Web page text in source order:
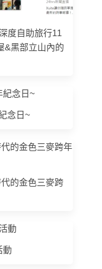
度自助旅行11
&黑部立山內的
念日~
的金色三麥跨
動